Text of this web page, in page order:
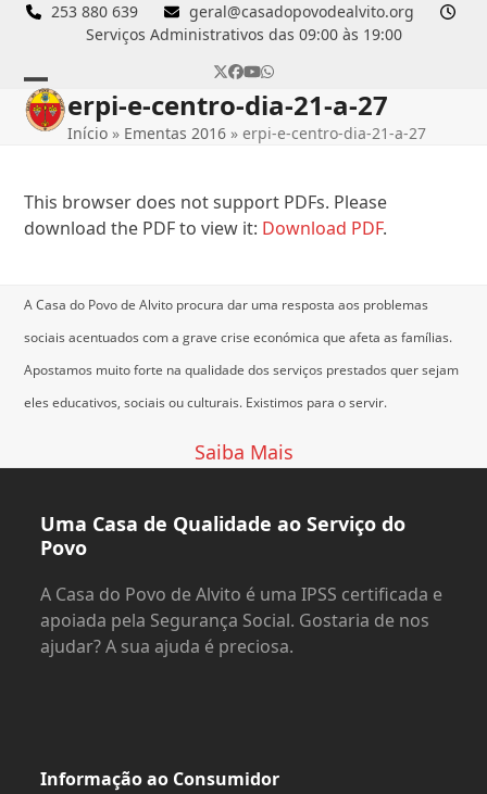
Skip
253 880 639
geral@casadopovodealvito.org
Serviços Administrativos das 09:00 às 19:00
Twitter
Facebook
YouTube
Whatsapp
Open
mobile
Close
mobile
erpi-e-centro-dia-21-a-27
Início » Ementas 2016 »erpi-e-centro-dia-21-a-27
This browser does not support PDFs. Please
download the PDF to view it: Download PDF.
A Casa do Povo de Alvito procura dar uma resposta aos problemas
sociais acentuados com a grave crise económica que afeta as famílias.
Apostamos muito forte na qualidade dos serviços prestados quer sejam
eles educativos, sociais ou culturais. Existimos para o servir.
Saiba Mais
Uma Casa de Qualidade ao Serviço do
Povo
A Casa do Povo de Alvito é uma IPSS certificada e
apoiada pela Segurança Social. Gostaria de nos
ajudar? A sua ajuda é preciosa.
Informação ao Consumidor